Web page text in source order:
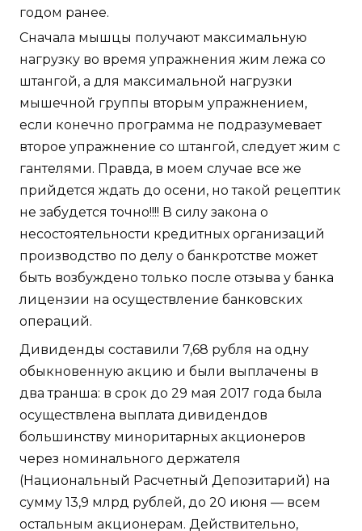
годом ранее.
Сначала мышцы получают максимальную
нагрузку во время упражнения жим лежа со
штангой, а для максимальной нагрузки
мышечной группы вторым упражнением,
если конечно программа не подразумевает
второе упражнение со штангой, следует жим с
гантелями. Правда, в моем случае все же
прийдется ждать до осени, но такой рецептик
не забудется точно!!!! В силу закона о
несостоятельности кредитных организаций
производство по делу о банкротстве может
быть возбуждено только после отзыва у банка
лицензии на осуществление банковских
операций.
Дивиденды составили 7,68 рубля на одну
обыкновенную акцию и были выплачены в
два транша: в срок до 29 мая 2017 года была
осуществлена выплата дивидендов
большинству миноритарных акционеров
через номинального держателя
(Национальный Расчетный Депозитарий) на
сумму 13,9 млрд рублей, до 20 июня — всем
остальным акционерам. Действительно,